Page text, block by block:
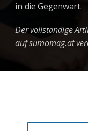
in die Gegenwart.
Der vollständige
aufsumomag.at